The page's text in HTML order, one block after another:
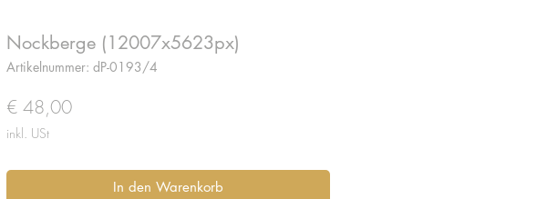
Nockberge (12007x5623px)
Artikelnummer: dP-0193/4
€ 48,00Preis
inkl. USt
In den Warenkorb